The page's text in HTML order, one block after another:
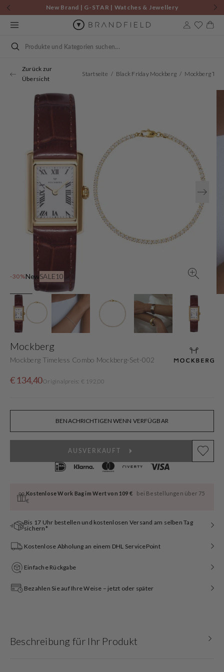
Zum
Inhalt
springen
New Brand | G-STAR | Watches & Jewellery
Suchen
Zurück zur
Übersicht
Startseite Black Friday Mockberg
-30%NewSALE10
in
der
Galerieansicht
Beschreibung für Ihr Produkt
Mockberg
Mockberg Timeless Combo Mockberg-Set-002
Verkaufspreis
€ 134,40
NormalerOriginalpreis: € 192,00
BENACHRICHTIGEN WENN VERFÜGBAR
AUSVERKAUFT
Kostenlose Work Bag im Wert von 109 €
bei Bestellungen über 75
€
Bis 17 Uhr bestellen und kostenlosen Versand am selben Tag
sichern*
Kostenlose Abholung an einem DHL ServicePoint
Einfache Rückgabe
Bezahlen Sie auf Ihre Weise – jetzt oder später